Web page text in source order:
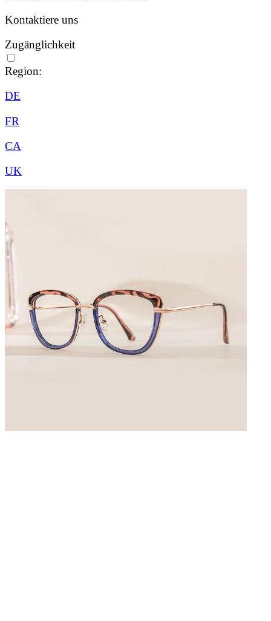
Kontaktiere uns
Zugänglichkeit
Region:
DE
FR
CA
UK